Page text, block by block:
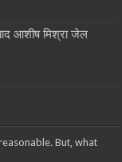
आशीष मिश्रा जेल
But, what